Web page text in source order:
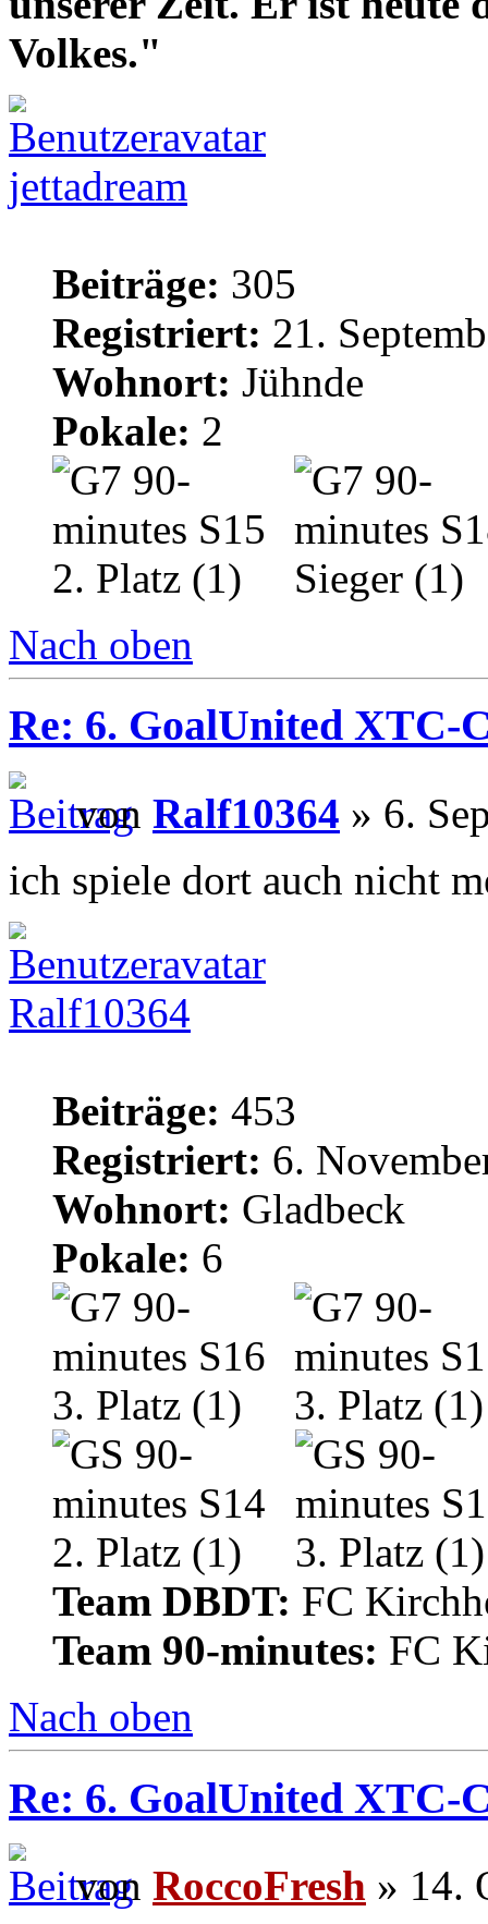
Volkes."
jettadream
Beiträge: 305
Registriert: 21.
Wohnort: Jühnde
Pokale: 2
Nach oben
Re: 6. GoalUnited XTC-
von Ralf10364 » 6.
ich spiele dort auch nicht
Ralf10364
Beiträge: 453
Registriert: 6.
Wohnort: Gladbeck
Pokale: 6
Team DBDT: FC
Team 90-minutes: FC
Nach oben
Re: 6. GoalUnited XTC-
von RoccoFresh » 14.